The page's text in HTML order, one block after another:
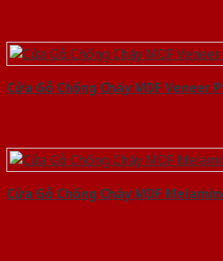
Cửa Gỗ Chống Cháy MDF Veneer
Cửa Gỗ Chống Cháy MDF